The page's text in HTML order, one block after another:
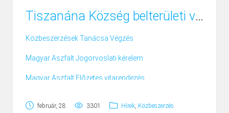
Tiszanána Község belterületi vízrendezése
Közbeszerzések Tanácsa Végzés
Magyar Aszfalt Jogorvoslati kérelem
Magyar Aszfalt Előzetes vitarendezés
február, 28 3301 Hírek, Közbeszerzés